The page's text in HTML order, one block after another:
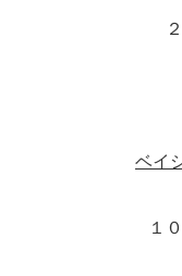
ベイ
１